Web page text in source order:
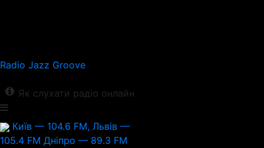
Radio Jazz Groove
Як слухати радіо онлайн
Київ — 104.6 FM, Львів —
105.4 FM Дніпро — 89.3 FM